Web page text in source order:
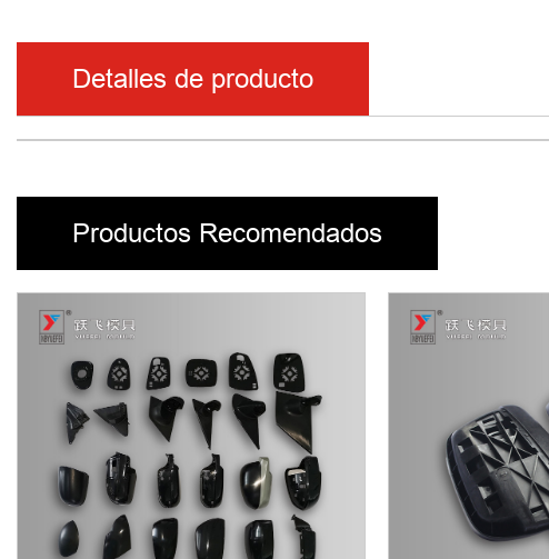
Detalles de producto
Productos Recomendados